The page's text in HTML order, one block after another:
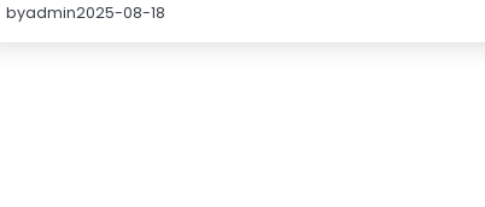
byadmin2025-08-18